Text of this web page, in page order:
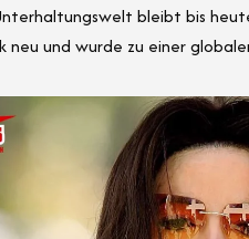
bleibt bis
und wurde zu einer